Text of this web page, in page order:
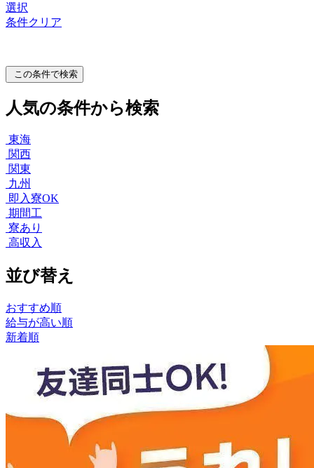
選択
条件クリア
この条件で検索
人気の条件から検索
東海
関西
関東
九州
即入寮OK
期間工
寮あり
高収入
並び替え
おすすめ順
給与が高い順
新着順